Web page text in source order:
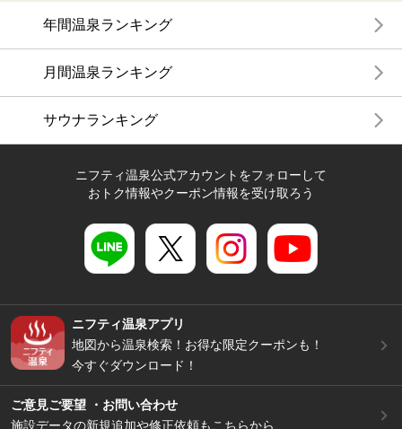
年間温泉ランキング
月間温泉ランキング
サウナランキング
ニフティ温泉公式アカウントをフォローして
おトク情報やクーポン情報を受け取ろう
ニフティ温泉アプリ
地図から温泉検索！お得な限定クーポンも！
今すぐダウンロード！
ご意見ご要望 ・お問い合わせ
施設データの新規追加や修正依頼もこちらから